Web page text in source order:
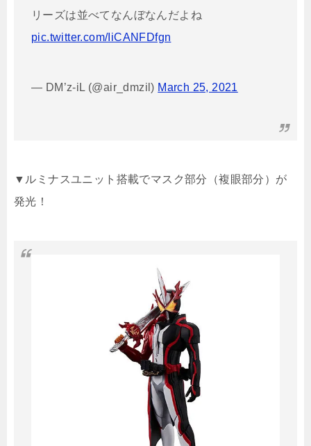
リーズは並べてなんぼなんだよね
pic.twitter.com/IiCANFDfgn
— DM’z-iL (@air_dmzil) March 25, 2021
▼ルミナスユニット搭載でマスク部分（複眼部分）が
発光！